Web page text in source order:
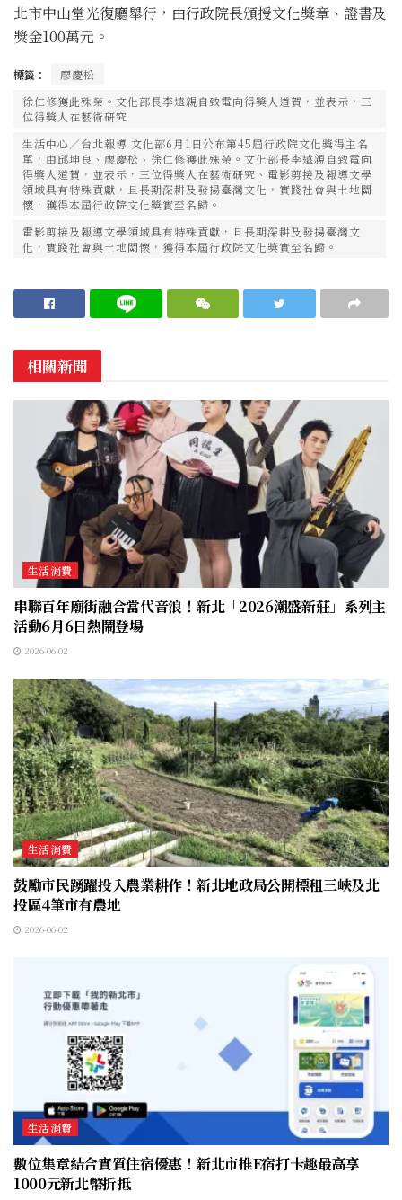
北市中山堂光復廳舉行，由行政院長頒授文化獎章、證書及
獎金100萬元。
標籤：
廖慶松
徐仁修獲此殊榮。文化部長李遠親自致電向得獎人道賀，並表示，三
位得獎人在藝術研究
生活中心／台北報導 文化部6月1日公布第45屆行政院文化獎得主名
單，由邱坤良、廖慶松、徐仁修獲此殊榮。文化部長李遠親自致電向
得獎人道賀，並表示，三位得獎人在藝術研究、電影剪接及報導文學
領域具有特殊貢獻，且長期深耕及發揚臺灣文化，實踐社會與土地關
懷，獲得本屆行政院文化獎實至名歸。
電影剪接及報導文學領域具有特殊貢獻，且長期深耕及發揚臺灣文
化，實踐社會與土地關懷，獲得本屆行政院文化獎實至名歸。
相關新聞
生活消費
串聯百年廟街融合當代音浪！新北「2026潮盛新莊」系列主
活動6月6日熱鬧登場
2026-06-02
生活消費
鼓勵市民踴躍投入農業耕作！新北地政局公開標租三峽及北
投區4筆市有農地
2026-06-02
生活消費
數位集章結合實質住宿優惠！新北市推E宿打卡趣最高享
1000元新北幣折抵